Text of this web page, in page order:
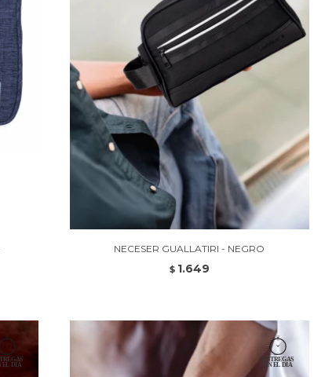
NECESER GUALLATIRI - NEGRO
$ 1.649